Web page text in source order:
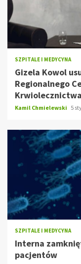
SZPITALE I MEDYCYNA
Gizela Kowol
Regionalnego
Kamil Chmielewski 5
SZPITALE I MEDYCYNA
Interna
pacjentów